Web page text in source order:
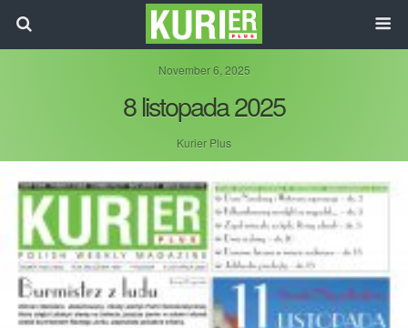
November 6, 2025
8 listopada 2025
Kurier Plus